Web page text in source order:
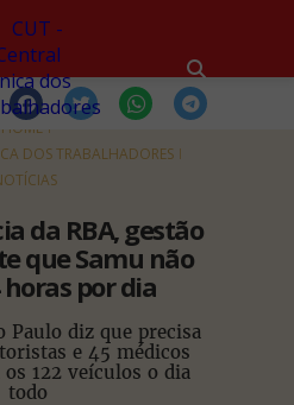
HOME
DOS TRABALHADORES
da RBA, gestão
que Samu não
por dia
Paulo diz que precisa
e 45 médicos
122 veículos o dia
todo